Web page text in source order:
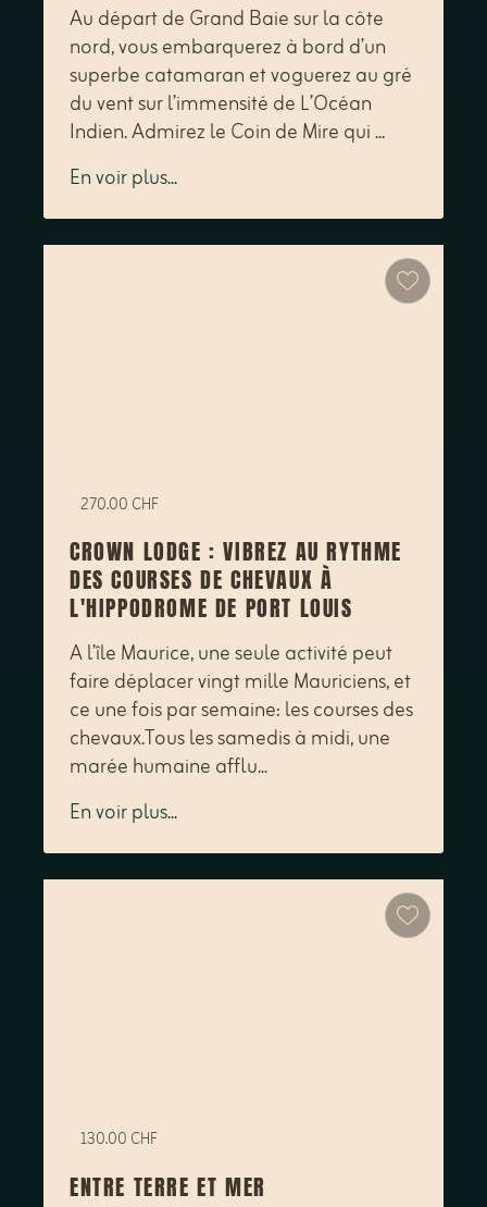
Au départ de Grand Baie sur la côte
nord, vous embarquerez à bord d’un
superbe catamaran et voguerez au gré
du vent sur l’immensité de L’Océan
Indien. Admirez le Coin de Mire qui ...
En voir plus...
270.00 CHF
CROWN LODGE : VIBREZ AU RYTHME
DES COURSES DE CHEVAUX À
L'HIPPODROME DE PORT LOUIS
A l’île Maurice, une seule activité peut
faire déplacer vingt mille Mauriciens, et
ce une fois par semaine: les courses des
chevaux.Tous les samedis à midi, une
marée humaine afflu...
En voir plus...
130.00 CHF
ENTRE TERRE ET MER